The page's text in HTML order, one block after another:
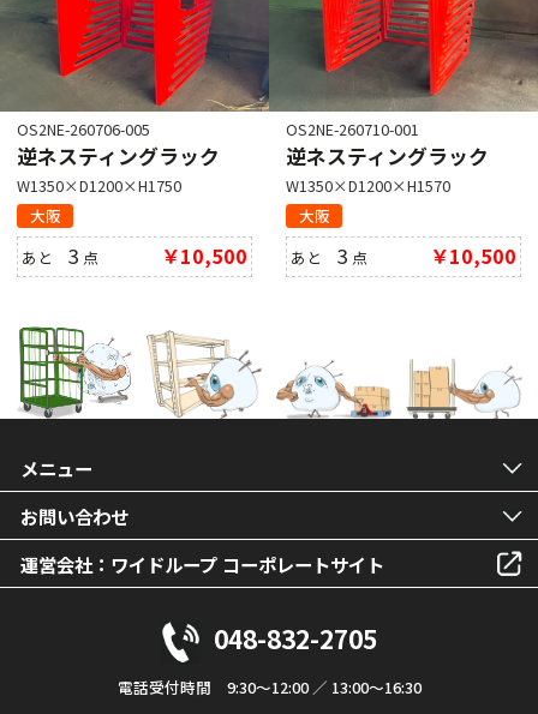
OS2NE-260706-005
逆ネスティングラック
W1350×D1200×H1750
大阪
あと3 点 ￥10,500
OS2NE-260710-001
逆ネスティングラック
W1350×D1200×H1570
大阪
あと3 点 ￥10,500
メニュー
お問い合わせ
運営会社：ワイドループ コーポレートサイト
048-832-2705
電話受付時間 9:30～12:00 ／ 13:00～16:30